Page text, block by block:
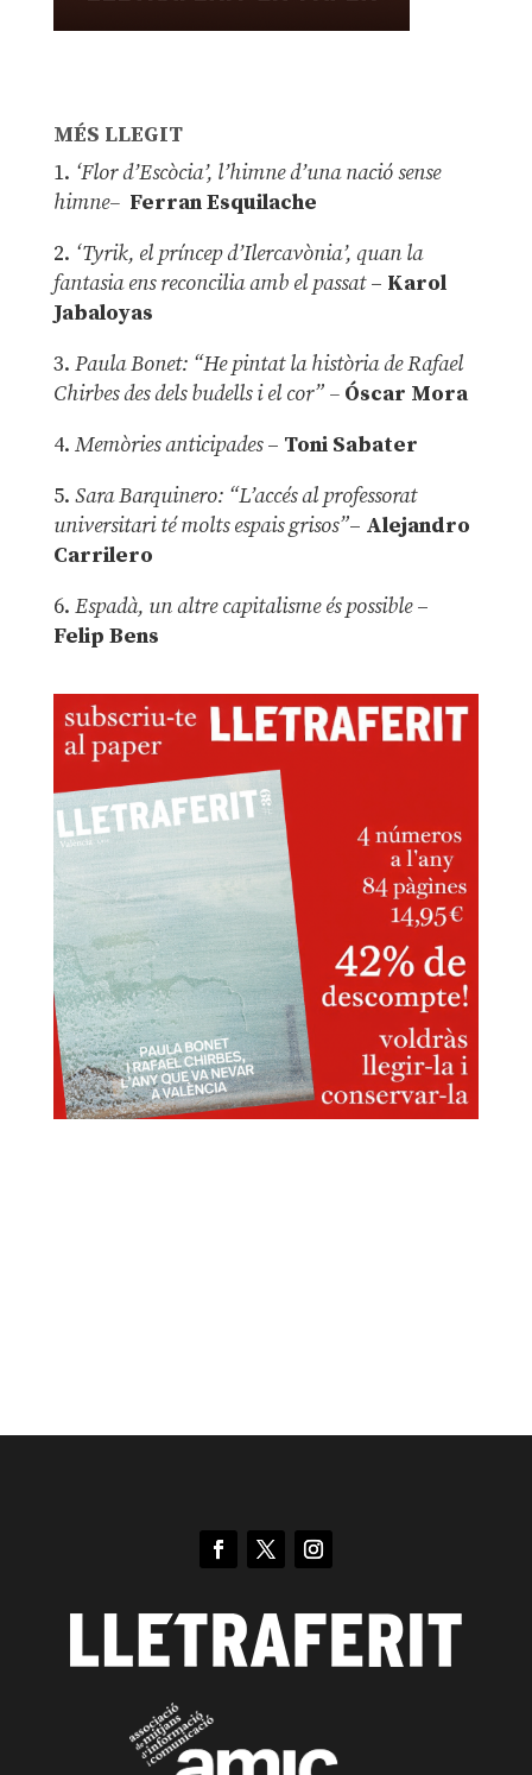
MÉS LLEGIT
1. ‘Flor d’Escòcia’, l’himne d’una nació sense
himne– Ferran Esquilache
2. ‘Tyrik, el príncep d’Ilercavònia’, quan la
fantasia ens reconcilia amb el passat– Karol
Jabaloyas
3. Paula Bonet: “He pintat la història de Rafael
Chirbes des dels budells i el cor” –Óscar Mora
4. Memòries anticipades– Toni Sabater
5. Sara Barquinero: “L’accés al professorat
universitari té molts espais grisos”– Alejandro
Carrilero
6. Espadà, un altre capitalisme és possible –
Felip Bens